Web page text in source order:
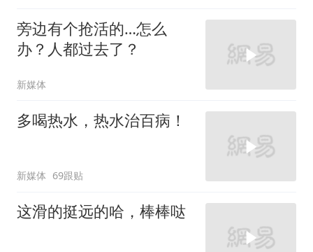
旁边有个抢活的…怎么
办？人都过去了？
新媒体
多喝热水，热水治百病！
新媒体 69跟贴
这滑的挺远的哈，棒棒哒